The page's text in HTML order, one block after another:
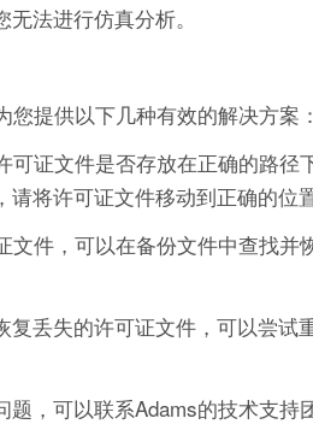
法进行仿真分析。
提供以下几种有效的解决方案：
证文件是否存放在正确的路
将许可证文件移动到正确的位置
件，可以在备份文件中查找
丢失的许可证文件，可以尝
，可以联系Adams的技术支